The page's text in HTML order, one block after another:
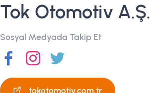
Tok Otomotiv A.Ş.
Sosyal Medyada Takip Et
tokotomotiv.com.tr